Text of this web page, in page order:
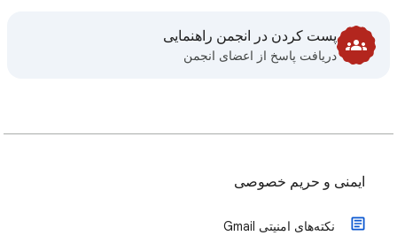
پست کردن در انجمن راهنمایی
دریافت پاسخ از اعضای انجمن
ایمنی و حریم خصوصی
نکته‌های امنیتی Gmail